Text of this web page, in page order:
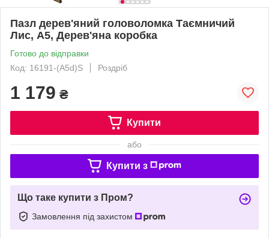
Пазл дерев'яний головоломка Таємничий
Лис, А5, Дерев'яна коробка
Готово до відправки
Код: 16191-(A5d)S
Роздріб
1 179 ₴
Купити
або
Купити з
Що таке купити з Пром?
Замовлення під захистом